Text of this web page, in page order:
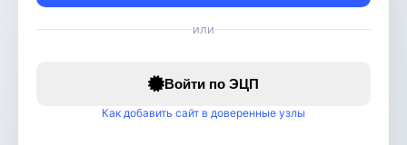
или
Войти по ЭЦП
Как добавить сайт в доверенные узлы